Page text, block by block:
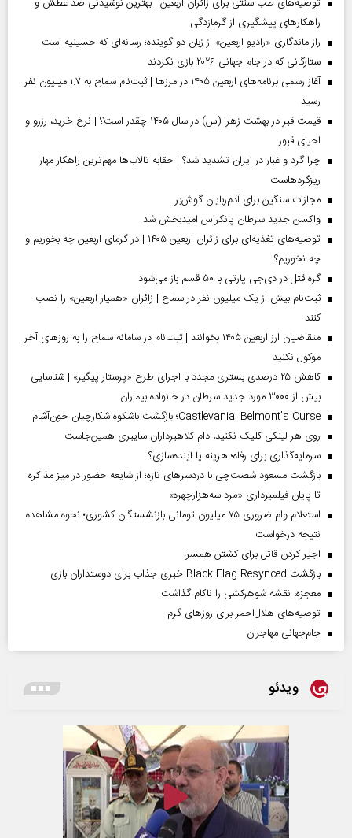
راهکارهای پیشگیری از گرمازدگی
راز ماندگاری «رادیو اربعین» از زبان دو گوینده؛ رسانه‌ای که حسینیه است
ستارگانی که در جام جهانی ۲۰۲۶ بازی نکردند
آغاز رسمی برنامه‌های اربعین ۱۴۰۵ در مرز‌ها | ثبت‌نام سماح به ۱.۷ میلیون نفر
رسید
قیمت قبر در بهشت زهرا (س) در سال ۱۴۰۵ چقدر است؟ | نرخ خرید، رزرو و
احیای قبور
چرا گرد و غبار در ایران تشدید شد؟ | حقابه تالاب‌ها مهم‌ترین راهکار مهار
ریزگردهاست
مجازات سنگین برای آدم‌ربایان گوش‌بر
واکسن جدید سرطان پانکراس امیدبخش شد
توصیه‌های تغذیه‌ای برای زائران اربعین ۱۴۰۵ | در گرمای اربعین چه بخوریم و
چه نخوریم؟
گره قتل در دی‌جی پارتی با ۵۰ قسم باز می‌شود
ثبت‌نام بیش از یک میلیون نفر در سماح | زائران «همیار اربعین» را نصب
کنند
متقاضیان ارز اربعین ۱۴۰۵ بخوانند | ثبت‌نام در سامانه سماح را به روز‌های آخر
موکول نکنید
کاهش ۲۵ درصدی بستری مجدد با اجرای طرح «پرستار پیگیر» | شناسایی
بیش از ۳۰۰۰ مورد جدید سرطان در خانواده بیماران
Castlevania: Belmont’s Curse؛ بازگشت باشکوه شکارچیان خون‌آشام
روی هر لینکی کلیک نکنید، دام کلاهبرداران سایبری همین‌جاست
سرمایه‌گذاری برای رفاه؛ هزینه یا آینده‌سازی؟
بازگشت مسعود شصت‌چی با دردسر‌های تازه؛ از شایعه حضور در میز مذاکره
تا پایان فیلمبرداری «مرد سه‌هزارچهره»
استعلام وام ضروری ۷۵ میلیون تومانی بازنشستگان کشوری؛ نحوه مشاهده
نتیجه درخواست
اجیر کردن قاتل برای کشتن همسر!
بازگشت Black Flag Resynced خبری جذاب برای دوستداران بازی
معجزه، نقشه شوهرکشی را ناکام گذاشت
توصیه‌های هلال‌احمر برای روز‌های گرم
جام‌جهانی مهاجران
ویدئو